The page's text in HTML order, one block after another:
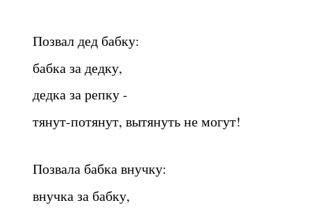
Позвал дед бабку:
бабка за дедку,
дедка за репку -
тянут-потянут, вытянуть не могут!
Позвала бабка внучку:
внучка за бабку,